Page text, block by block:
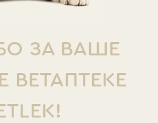
ЗА ВАШЕ
ВЕТАПТЕКЕ